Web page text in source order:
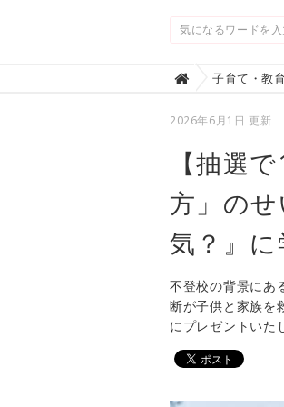
Home子育て・教
2026年6月1日 更新
【抽選
方」の
気？』
不登校の背景にあ
断が子供と家族を
にプレゼントいた